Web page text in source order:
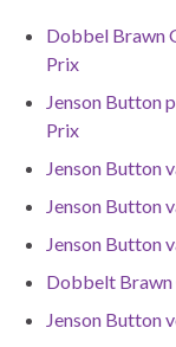
Dobbel Brawn
Prix
Jenson Button
Prix
Jenson Button
Jenson Button
Jenson Button
Dobbelt Brawn
Jenson Button